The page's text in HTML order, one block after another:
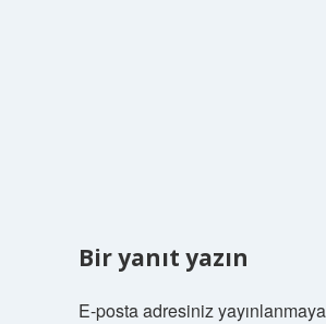
Bir yanıt yazın
E-posta adresiniz